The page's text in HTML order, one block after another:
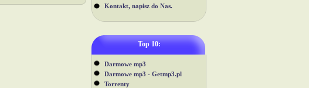
Kontakt, napisz do Nas.
Top 10:
Darmowe mp3
Darmowe mp3 - Getmp3.pl
Torrenty